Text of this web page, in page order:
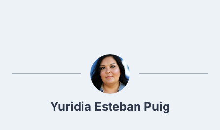
Yuridia Esteban Puig